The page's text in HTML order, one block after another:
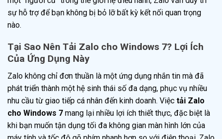
sự hỗ trợ để bạn không bị bỏ lỡ bất kỳ kết nối quan trọng
nào.
Tại Sao Nên Tải Zalo cho Windows 7? Lợi Ích
Của Ứng Dụng Này
Zalo không chỉ đơn thuần là một ứng dụng nhắn tin mà đã
phát triển thành một hệ sinh thái số đa dạng, phục vụ nhiều
nhu cầu từ giao tiếp cá nhân đến kinh doanh. Việc tải Zalo
cho Windows 7 mang lại nhiều lợi ích thiết thực, đặc biệt là
khi bạn muốn tận dụng tối đa không gian màn hình lớn của